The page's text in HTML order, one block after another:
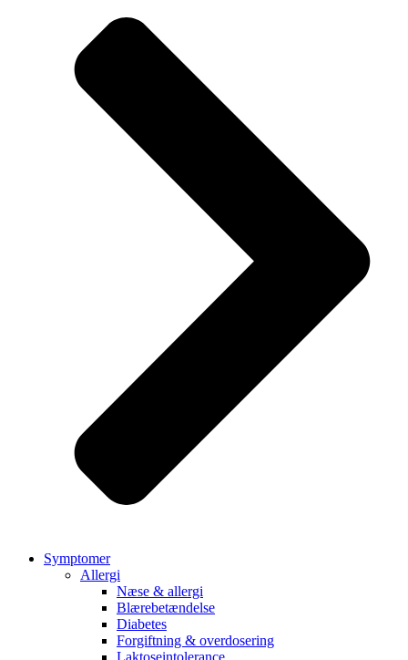
Symptomer
Allergi
Næse & allergi
Blærebetændelse
Diabetes
Forgiftning & overdosering
Laktoseintolerance